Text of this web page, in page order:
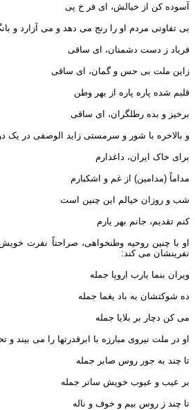
آسوده کن از خیالش، ای فر خ پی
بی تفاوتی مردم او را رنج می دهد و می آزارد و
فریاد ز دست دشمنان، ای ساقی
زاین ملت بی حس و گمان، ای ساقی
قلبم شده پاره پاره از بهر وطن
برخیز و بده رطلگران، ای ساقی
و بالاخره با شور و سرمستی زاید الوصفی در یک
برای خاک ایران، داغدارم
مداماً (مدامین) از غم و اشکبارم
شب و روزان خیالم این چنین است
کنم تقدیم، جانم بهر یارم
او با چنین روحیه وطنخواهی، صراحتاً نفرت
نفرینشان می کند:
ویران بنما یارب اروپا جمله
ده شوکتشان به باد یغما جمله
می کن دچار بر بلایا جمله
او در ملت نیروی مبارزه با ابرقدرتها را می بیند
تا چند به جور روس صابر جمله
بر عیب و عیوب خویش ساتر جمله
تا چند ز روس بیم و خوف و ناله